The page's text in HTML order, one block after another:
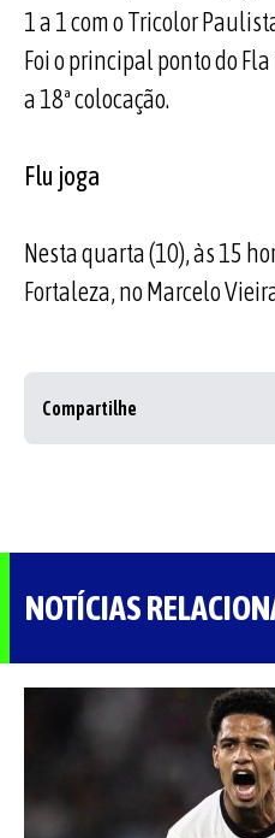
1 a 1 com o Tricolor
Foi o principal ponto do
a 18ª colocação.
Flu joga
Nesta quarta (10), às 15
Fortaleza, no Marcelo
Compartilhe
NOTÍCIAS